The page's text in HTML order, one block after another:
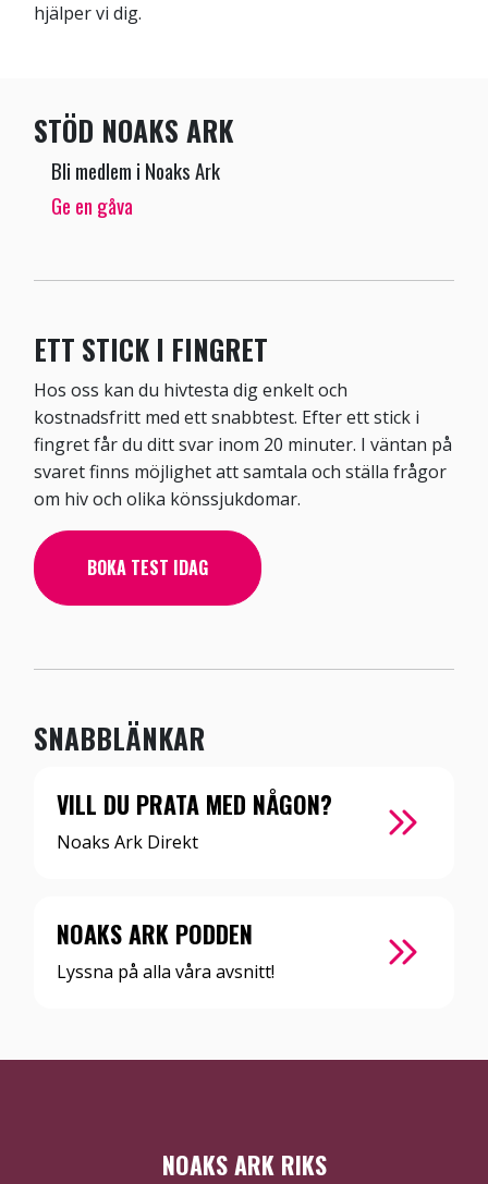
hjälper vi dig.
STÖD NOAKS ARK
Bli medlem i Noaks Ark
Ge en gåva
ETT STICK I FINGRET
Hos oss kan du hivtesta dig enkelt och
kostnadsfritt med ett snabbtest. Efter ett stick i
fingret får du ditt svar inom 20 minuter. I väntan på
svaret finns möjlighet att samtala och ställa frågor
om hiv och olika könssjukdomar.
BOKA TEST IDAG
SNABBLÄNKAR
VILL DU PRATA MED NÅGON?
Noaks Ark Direkt
NOAKS ARK PODDEN
Lyssna på alla våra avsnitt!
NOAKS ARK RIKS